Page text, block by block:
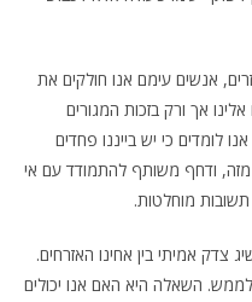
אנשים עימם אנו חולקים את
אך ורק בזכות המגורים
לומדים כי יש בייננו פחדים
ודחף משותף להתמודד עם אי
מוחלטות.
צדק אמיתי בין אחינו האזרחים.
השאלה היא האם אנו יכולים